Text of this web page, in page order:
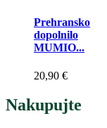
Prehransko
dopolnilo
MUMIO...
20,90 €
Nakupujte